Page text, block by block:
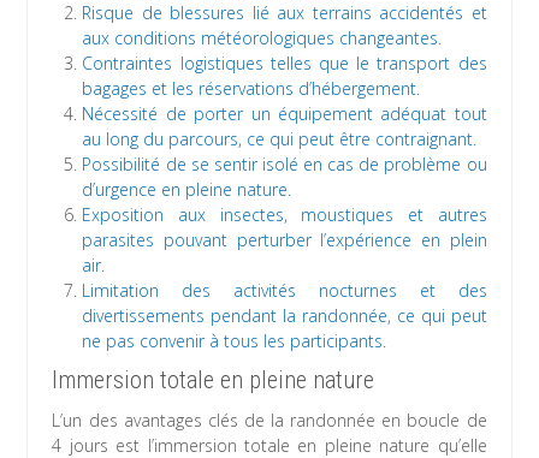
Risque de blessures lié aux terrains accidentés et
aux conditions météorologiques changeantes.
Contraintes logistiques telles que le transport des
bagages et les réservations d’hébergement.
Nécessité de porter un équipement adéquat tout
au long du parcours, ce qui peut être contraignant.
Possibilité de se sentir isolé en cas de problème ou
d’urgence en pleine nature.
Exposition aux insectes, moustiques et autres
parasites pouvant perturber l’expérience en plein
air.
Limitation des activités nocturnes et des
divertissements pendant la randonnée, ce qui peut
ne pas convenir à tous les participants.
Immersion totale en pleine nature
L’un des avantages clés de la randonnée en boucle de
4 jours est l’immersion totale en pleine nature qu’elle